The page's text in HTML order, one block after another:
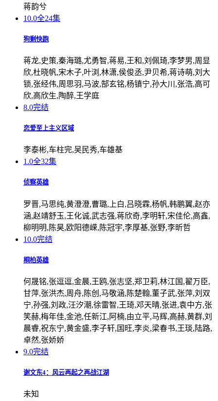
蒋韵兮
10.0全24集
狗剩快跑
蒋龙,史策,秦海璐,尤勇智,蒋易,王和,刘佩琦,李梦男,周显
欣,杜晓帆,宋木子,叶浏,林潇,侯俊丞,尹贝希,蒋诗萌,刘大
锁,张经伟,周思羽,马波,郜玄铭,杨镇宁,孙大川,张浩,高可
欣,高欣生,陶醉,王学庭
8.0完结
恋爱至上主义区域
李泰彬,车柱完,吴民秀,车雄基
1.0全32集
侦察英雄
罗晋,马思纯,黄澄澄,曹璐,上白,吕晓霖,杨帆,韩鹏翼,赵亦
涵,赵靖舒玉,王化诚,武志强,蒋欣奇,李明轩,宋佳伦,高鑫,
柳明明,陈昊,欧阳德嵘,陈冠宇,李厚基,张野,李昕哲
10.0完结
桐柏英雄
何晟铭,张逗逗,金晨,王鸥,张志坚,郑卫莉,林江国,翟万臣,
甘萍,张洪杰,周舟,陈创,马敬涵,陈楚翰,董子武,张萍,刘双
宁,孙强,刘政,汪汐潮,徐雷智,王琦,邓天晴,张进,袁中方,张
笑赫,梅年佳,金池,任新江,阿楠,由立平,马辉,高赫,黄群,刘
晨睿,祝东宁,黄金盛,李子轩,国旺,李炎,梁春书,王琰,陆路,
卓然,张娇娇
9.0完结
谢文东4：风云再起之再战江湖
未知